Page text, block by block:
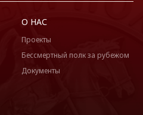
О НАС
Проекты
Бессмертный полк за рубежом
Документы